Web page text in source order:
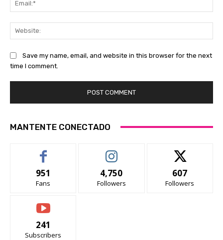
Save my name, email, and website in this browser for the next
time I comment.
MANTENTE CONECTADO
951
Fans
4,750
Followers
607
Followers
241
Subscribers